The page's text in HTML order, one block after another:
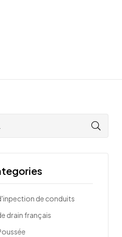
de conduits
drain français